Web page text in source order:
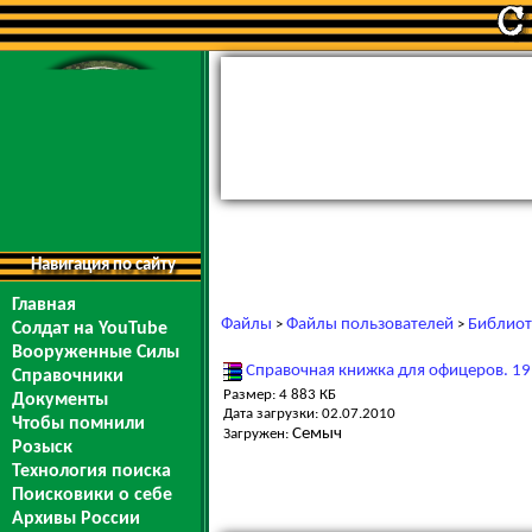
Навигация по сайту
Главная
Солдат на YouTube
Вооруженные Силы
Справочники
Документы
Чтобы помнили
Розыск
Технология поиска
Поисковики о себе
Архивы России
Файлы > Файлы пользователей >
Справочная книжка для офицеров.
Размер: 4 883 КБ
Дата загрузки: 02.07.2010
Загружен: Семыч